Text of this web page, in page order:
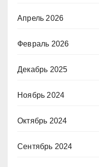
Апрель 2026
Февраль 2026
Декабрь 2025
Ноябрь 2024
Октябрь 2024
Сентябрь 2024